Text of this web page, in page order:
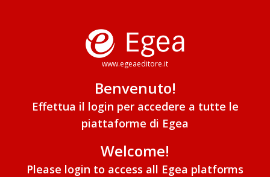
www.egeaeditore.it
Benvenuto!
Effettua il login per accedere a tutte le
piattaforme di Egea
Welcome!
Please login to access all Egea platforms